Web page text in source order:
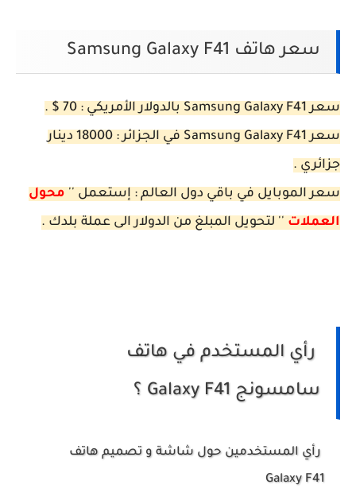
سعر هاتف Samsung Galaxy F41
سعر Samsung Galaxy F41 بالدولار الأمريكي : 70 $ .
سعر Samsung Galaxy F41 في الجزائر : 18000 دينار
جزائري .
سعر الموبايل في باقي دول العالم : إستعمل '' محول
العملات '' لتحويل المبلغ من الدولار الى عملة بلدك .
رأي المستخدم في هاتف
سامسونج Galaxy F41 ؟
رأي المستخدمين حول شاشة و تصميم هاتف
Galaxy F41